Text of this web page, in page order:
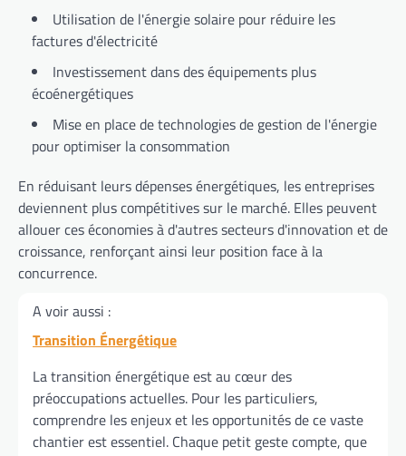
Utilisation de l'énergie solaire pour réduire les
factures d'électricité
Investissement dans des équipements plus
écoénergétiques
Mise en place de technologies de gestion de l'énergie
pour optimiser la consommation
En réduisant leurs dépenses énergétiques, les entreprises
deviennent plus compétitives sur le marché. Elles peuvent
allouer ces économies à d'autres secteurs d'innovation et de
croissance, renforçant ainsi leur position face à la
concurrence.
A voir aussi :
Transition Énergétique
La transition énergétique est au cœur des
préoccupations actuelles. Pour les particuliers,
comprendre les enjeux et les opportunités de ce vaste
chantier est essentiel. Chaque petit geste compte, que